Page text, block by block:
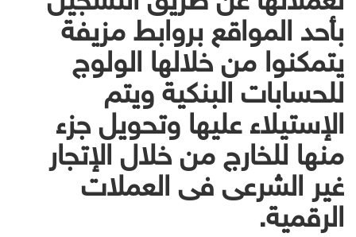
بأحد المواقع بروابط مزيفة
يتمكنوا من خلالها الولوج
للحسابات البنكية ويتم
الإستيلاء عليها وتحويل جزء
منها للخارج من خلال الإتجار
غير الشرعى فى العملات
الرقمية.